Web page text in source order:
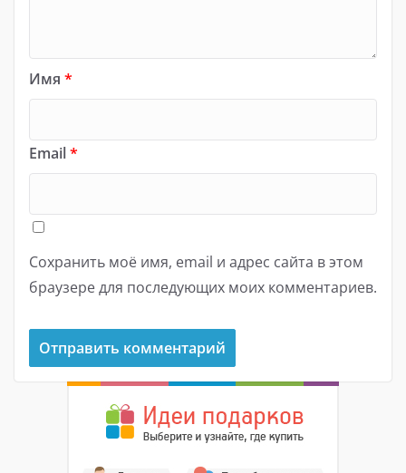
Имя *
Email*
Сохранить моё имя, email и адрес сайта в этом
браузере для последующих моих комментариев.